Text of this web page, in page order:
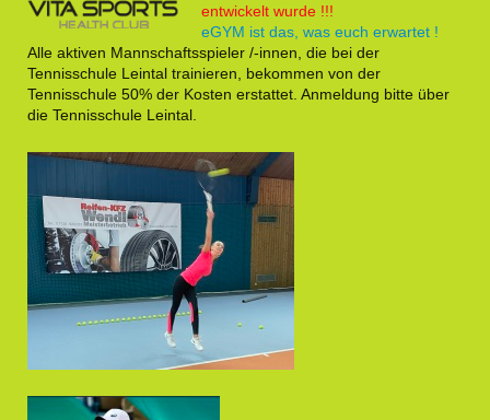
entwickelt wurde !!!
eGYM ist das, was euch erwartet !
Alle aktiven Mannschaftsspieler /-innen, die bei der
Tennisschule Leintal trainieren, bekommen von der
Tennisschule 50% der Kosten erstattet. Anmeldung bitte über
die Tennisschule Leintal.